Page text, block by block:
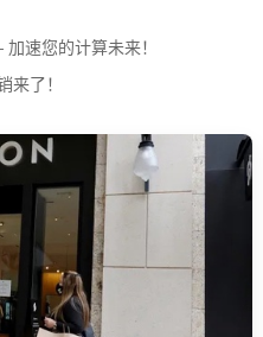
速您的计算未来！
来了！